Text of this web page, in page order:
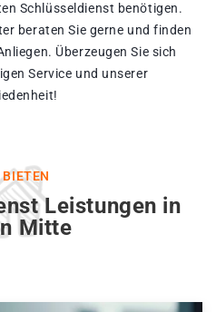
Schlüsseldienst benötigen.
beraten Sie gerne und finden
Überzeugen Sie sich
Service und unserer
BIETEN
Leistungen in
Mitte